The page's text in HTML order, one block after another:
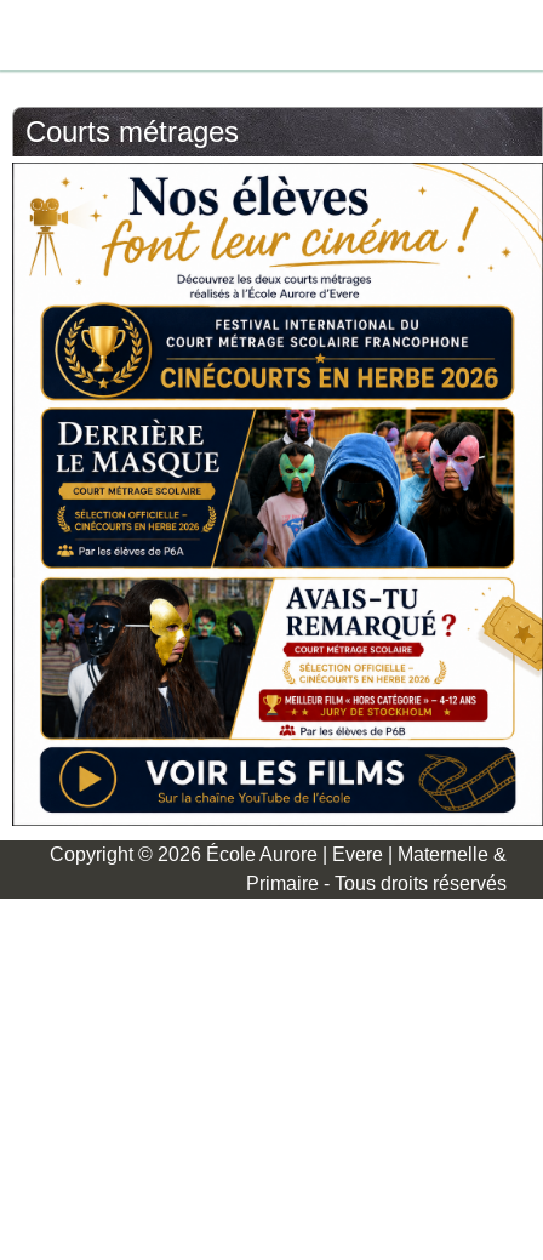
Courts métrages
Copyright © 2026 École Aurore | Evere | Maternelle &
Primaire - Tous droits réservés